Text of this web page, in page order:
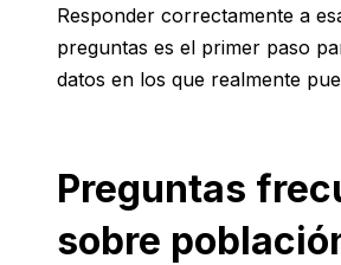
Responder correctamente a
preguntas es el primer paso
datos en los que realmente
Preguntas
sobre